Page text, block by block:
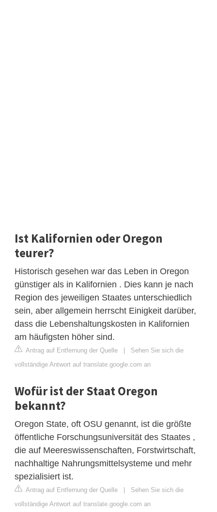
Ist Kalifornien oder Oregon
teurer?
Historisch gesehen war das Leben in Oregon
günstiger als in Kalifornien . Dies kann je nach
Region des jeweiligen Staates unterschiedlich
sein, aber allgemein herrscht Einigkeit darüber,
dass die Lebenshaltungskosten in Kalifornien
am häufigsten höher sind.
Antrag auf Entfernung der Quelle | Sehen Sie sich die
vollständige Antwort auf translate.google.com an
Wofür ist der Staat Oregon
bekannt?
Oregon State, oft OSU genannt, ist die größte
öffentliche Forschungsuniversität des Staates ,
die auf Meereswissenschaften, Forstwirtschaft,
nachhaltige Nahrungsmittelsysteme und mehr
spezialisiert ist.
Antrag auf Entfernung der Quelle | Sehen Sie sich die
vollständige Antwort auf translate.google.com an